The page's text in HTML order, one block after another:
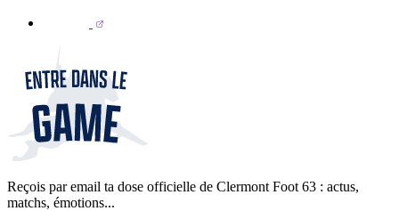
Reçois par email ta dose officielle de Clermont Foot 63 : actus,
matchs, émotions...